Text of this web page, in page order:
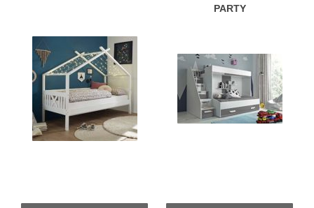
PARTY